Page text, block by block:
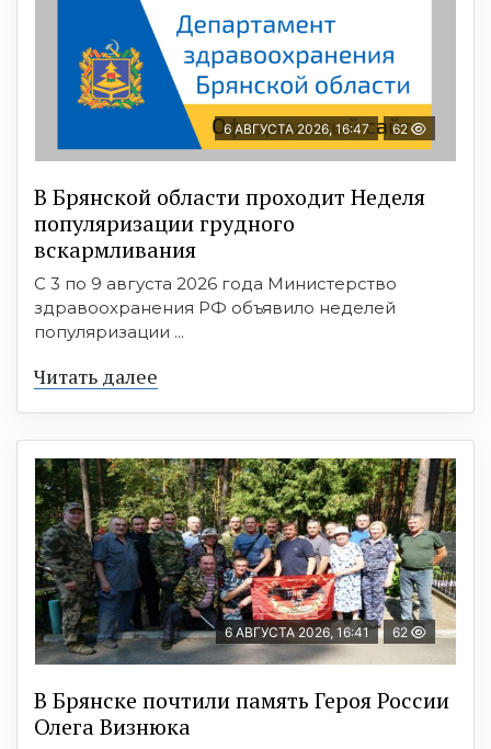
6 АВГУСТА 2026, 16:47 62
В Брянской области проходит Неделя
популяризации грудного
вскармливания
С 3 по 9 августа 2026 года Министерство
здравоохранения РФ объявило неделей
популяризации ...
Читать далее
6 АВГУСТА 2026, 16:41 62
В Брянске почтили память Героя России
Олега Визнюка